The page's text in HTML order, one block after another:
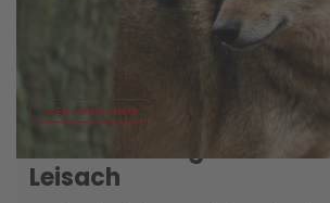
VERORDNUNG
Abschussfreigabe für
Leisach